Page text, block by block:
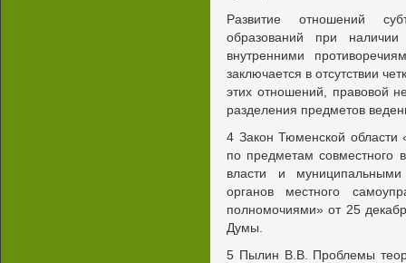
Развитие отношений
образований при
внутренними
заключается в отсутствии
этих отношений, правовой
разделения предметов
4 Закон Тюменской области
по предметам совместного
власти и
органов местного
полномочиями» от 25
Думы.
5 Пылин В.В. Проблемы